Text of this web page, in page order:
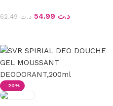
د.ت62.49 د.ت
-20%